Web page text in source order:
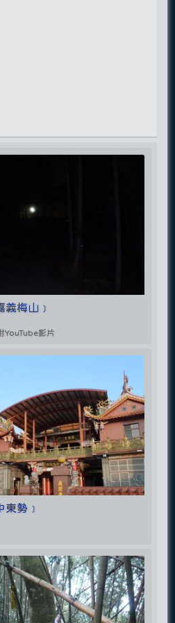
梅山﹞
YouTube影片
勢﹞